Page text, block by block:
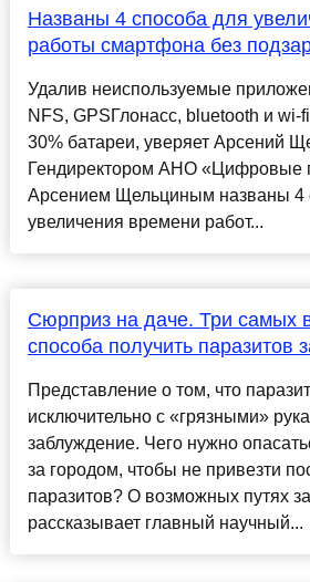
Названы 4 способа для
работы смартфона без
Удалив неиспользуемые
NFS, GPSГлонасс, bluetooth и wi-
30% батареи, уверяет Арсений
Гендиректором АНО «Цифровые
Арсением Щельциным названы 4
увеличения времени работ...
Сюрприз на даче. Три самых
способа получить паразитов
Представление о том, что
исключительно с «грязными»
заблуждение. Чего нужно
за городом, чтобы не привезти
паразитов? О возможных путях
рассказывает главный научный...